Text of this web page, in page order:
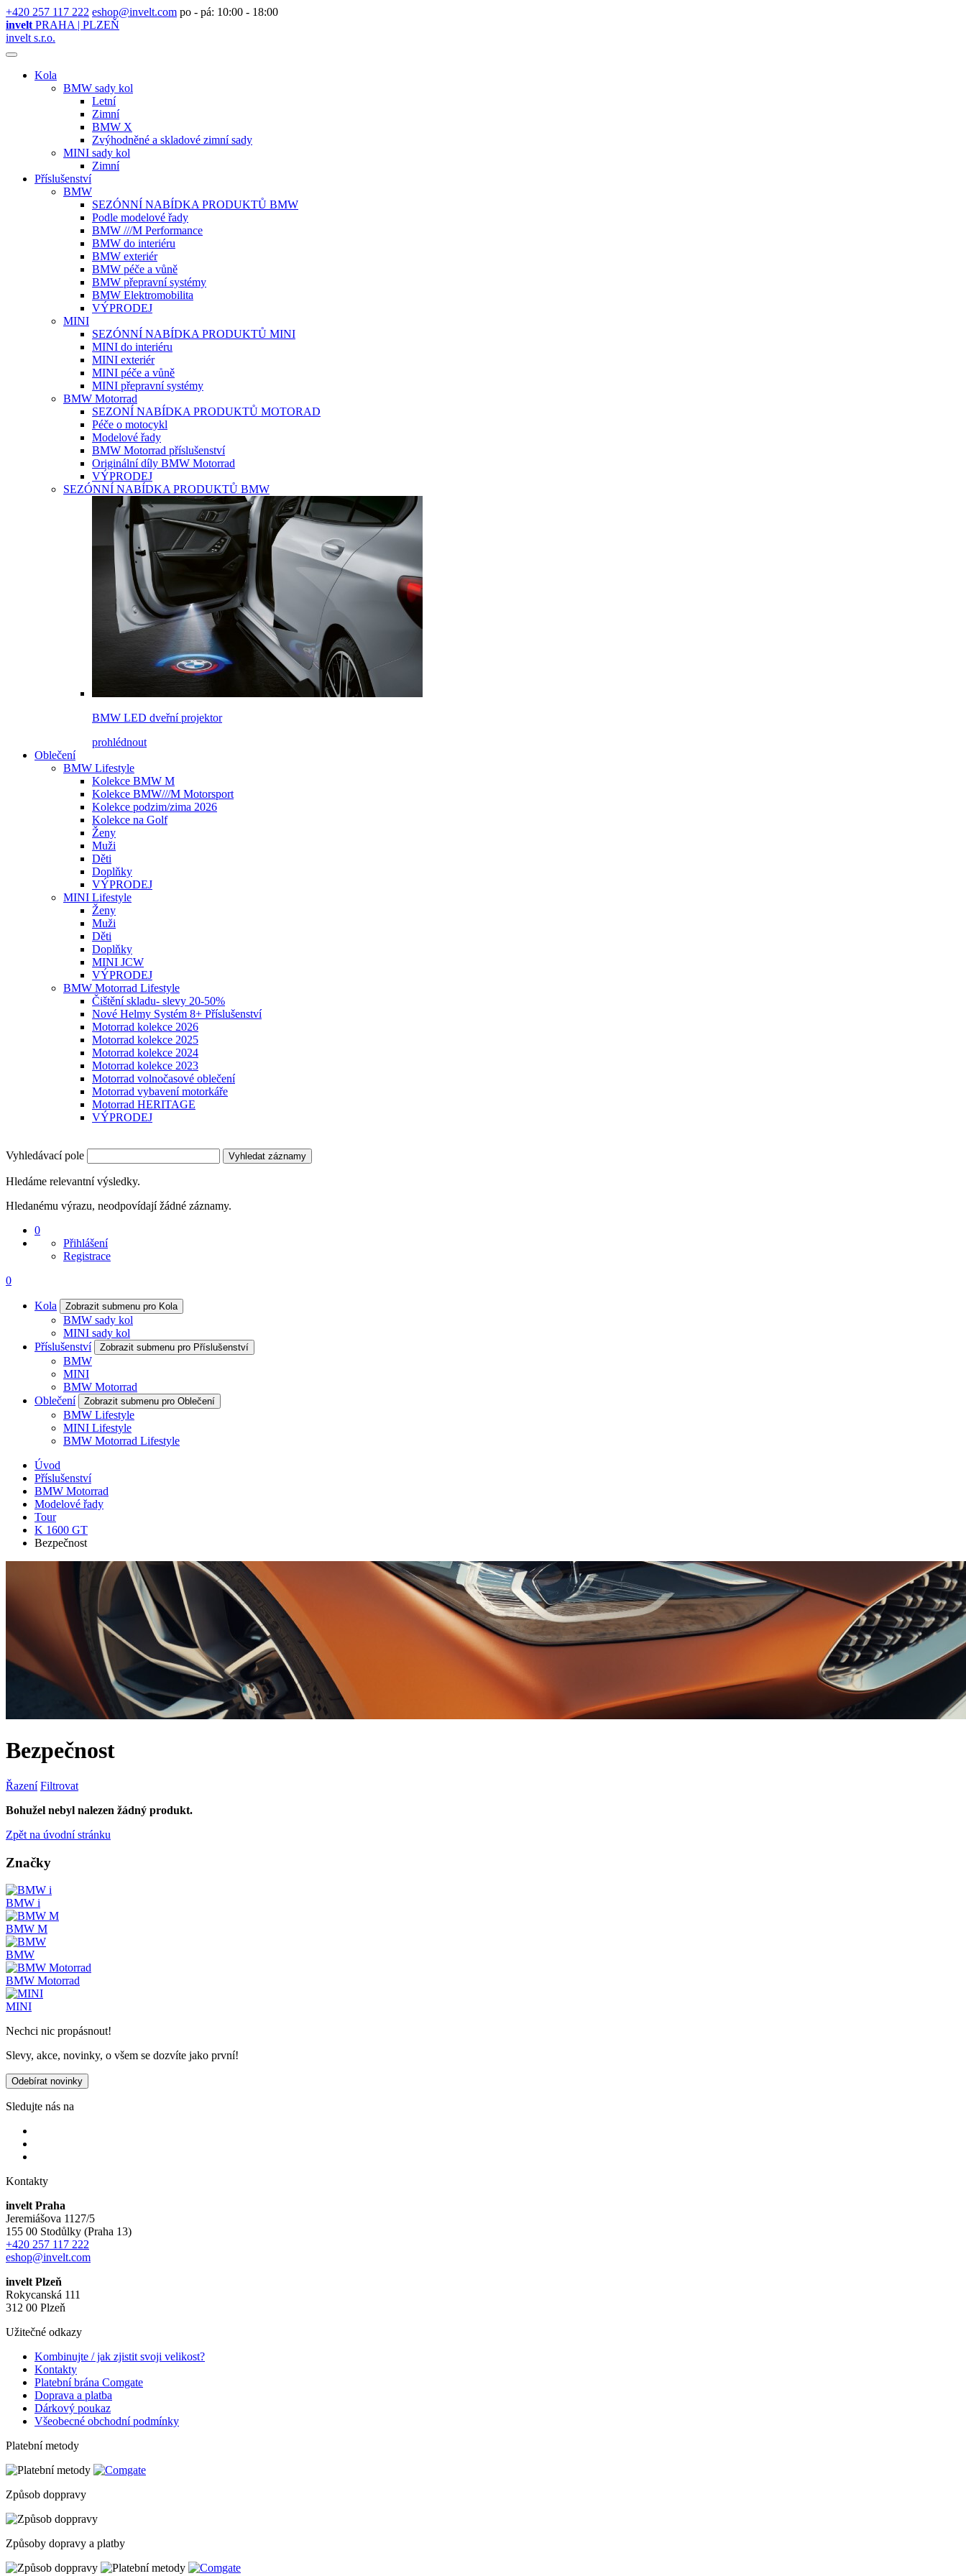
+420 257 117 222 eshop@invelt.com po - pá: 10:00 - 18:00
invelt PRAHA | PLZEŇ
invelt s.r.o.
Kola
BMW sady kol
Letní
Zimní
BMW X
Zvýhodněné a skladové zimní sady
MINI sady kol
Zimní
Příslušenství
BMW
SEZÓNNÍ NABÍDKA PRODUKTŮ BMW
Podle modelové řady
BMW ///M Performance
BMW do interiéru
BMW exteriér
BMW péče a vůně
BMW přepravní systémy
BMW Elektromobilita
VÝPRODEJ
MINI
SEZÓNNÍ NABÍDKA PRODUKTŮ MINI
MINI do interiéru
MINI exteriér
MINI péče a vůně
MINI přepravní systémy
BMW Motorrad
SEZONÍ NABÍDKA PRODUKTŮ MOTORAD
Péče o motocykl
Modelové řady
BMW Motorrad příslušenství
Originální díly BMW Motorrad
VÝPRODEJ
SEZÓNNÍ NABÍDKA PRODUKTŮ BMW
BMW LED dveřní projektor
prohlédnout
Oblečení
BMW Lifestyle
Kolekce BMW M
Kolekce BMW///M Motorsport
Kolekce podzim/zima 2026
Kolekce na Golf
Ženy
Muži
Děti
Doplňky
VÝPRODEJ
MINI Lifestyle
Ženy
Muži
Děti
Doplňky
MINI JCW
VÝPRODEJ
BMW Motorrad Lifestyle
Čištění skladu- slevy 20-50%
Nové Helmy Systém 8+ Příslušenství
Motorrad kolekce 2026
Motorrad kolekce 2025
Motorrad kolekce 2024
Motorrad kolekce 2023
Motorrad volnočasové oblečení
Motorrad vybavení motorkáře
Motorrad HERITAGE
VÝPRODEJ
Vyhledávací pole Vyhledat záznamy
Hledáme relevantní výsledky.
Hledanému výrazu, neodpovídají žádné záznamy.
0
Přihlášení
Registrace
0
Kola Zobrazit submenu pro Kola
BMW sady kol
MINI sady kol
Příslušenství
Zobrazit submenu pro Příslušenství
BMW
MINI
BMW Motorrad
Oblečení
Zobrazit submenu pro Oblečení
BMW Lifestyle
MINI Lifestyle
BMW Motorrad Lifestyle
Úvod
Příslušenství
BMW Motorrad
Modelové řady
Tour
K 1600 GT
Bezpečnost
Bezpečnost
Řazení Filtrovat
Bohužel nebyl nalezen žádný produkt.
Zpět na úvodní stránku
Značky
BMW i
BMW M
BMW
BMW Motorrad
MINI
Nechci nic propásnout!
Slevy, akce, novinky, o všem se dozvíte jako první!
Odebírat novinky
Sledujte nás na
Kontakty
invelt Praha
Jeremiášova 1127/5
155 00 Stodůlky (Praha 13)
+420 257 117 222
eshop@invelt.com
invelt Plzeň
Rokycanská 111
312 00 Plzeň
Užitečné odkazy
Kombinujte / jak zjistit svoji velikost?
Kontakty
Platební brána Comgate
Doprava a platba
Dárkový poukaz
Všeobecné obchodní podmínky
Platební metody
Způsob doppravy
Způsoby dopravy a platby